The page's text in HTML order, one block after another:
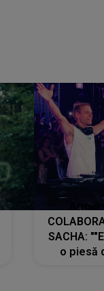
SACHA:
o piesă